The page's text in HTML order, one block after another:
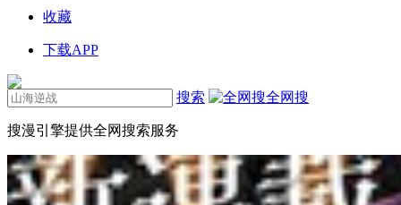
收藏
下载APP
搜索 全网搜
搜漫引擎提供全网搜索服务